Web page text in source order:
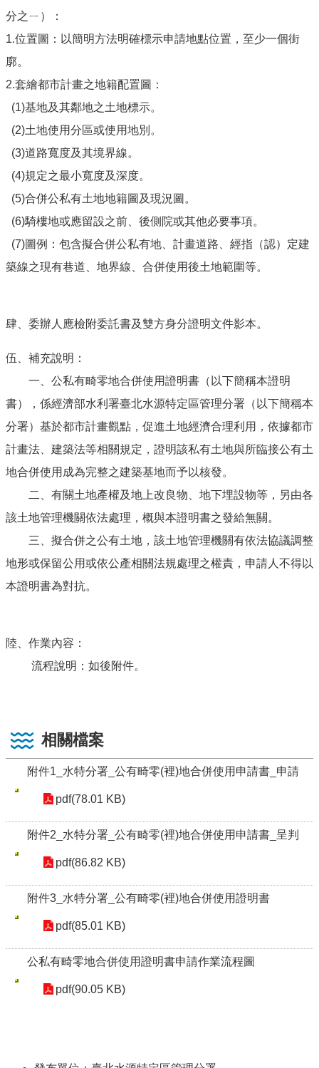
分之ㄧ）：
1.位置圖：以簡明方法明確標示申請地點位置，至少一個街
廓。
2.套繪都市計畫之地籍配置圖：
(1)基地及其鄰地之土地標示。
(2)土地使用分區或使用地別。
(3)道路寬度及其境界線。
(4)規定之最小寬度及深度。
(5)合併公私有土地地籍圖及現況圖。
(6)騎樓地或應留設之前、後側院或其他必要事項。
(7)圖例：包含擬合併公私有地、計畫道路、經指（認）定建
築線之現有巷道、地界線、合併使用後土地範圍等。
肆、委辦人應檢附委託書及雙方身分證明文件影本。
伍、補充說明：
一、公私有畸零地合併使用證明書（以下簡稱本證明
書），係經濟部水利署臺北水源特定區管理分署（以下簡稱本
分署）基於都市計畫觀點，促進土地經濟合理利用，依據都市
計畫法、建築法等相關規定，證明該私有土地與所臨接公有土
地合併使用成為完整之建築基地而予以核發。
二、有關土地產權及地上改良物、地下埋設物等，另由各
該土地管理機關依法處理，概與本證明書之發給無關。
三、擬合併之公有土地，該土地管理機關有依法協議調整
地形或保留公用或依公產相關法規處理之權責，申請人不得以
本證明書為對抗。
陸、作業內容：
流程說明：如後附件。
相關檔案
附件1_水特分署_公有畸零(裡)地合併使用申請書_申請
pdf(78.01 KB)
附件2_水特分署_公有畸零(裡)地合併使用申請書_呈判
pdf(86.82 KB)
附件3_水特分署_公有畸零(裡)地合併使用證明書
pdf(85.01 KB)
公私有畸零地合併使用證明書申請作業流程圖
pdf(90.05 KB)